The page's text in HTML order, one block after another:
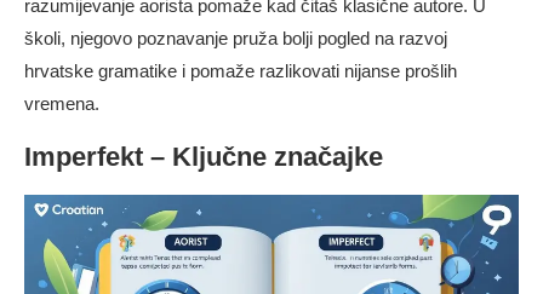
razumijevanje aorista pomaže kad čitaš klasične autore. U
školi, njegovo poznavanje pruža bolji pogled na razvoj
hrvatske gramatike i pomaže razlikovati nijanse prošlih
vremena.
Imperfekt – Ključne značajke